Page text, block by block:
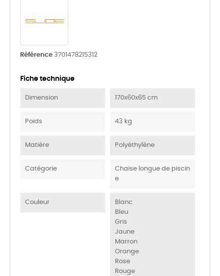
Référence 3701478215312
Fiche technique
Dimension 170x60x65 cm
Poids 43 kg
Matière Polyéthylène
Catégorie
Chaise longue de piscin
e
Couleur
Blanc
Bleu
Gris
Jaune
Marron
Orange
Rose
Rouge